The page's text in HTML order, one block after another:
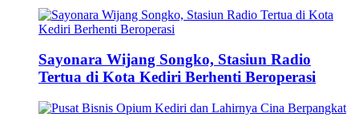
Sayonara Wijang Songko, Stasiun Radio
Tertua di Kota Kediri Berhenti Beroperasi